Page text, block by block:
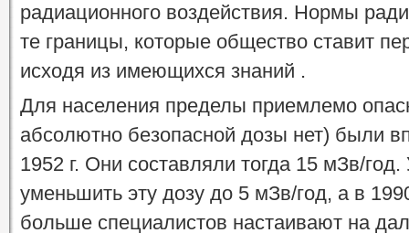
радиационного воздействия. Нормы
те границы, которые общество ставит
исходя из имеющихся знаний .
Для населения пределы приемлемо
абсолютно безопасной дозы нет) были
1952 г. Они составляли тогда 15 мЗв/
уменьшить эту дозу до 5 мЗв/год, а в
больше специалистов настаивают на